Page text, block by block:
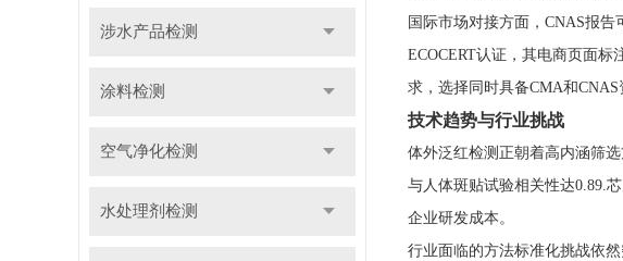
涉水产品检测
涂料检测
空气净化检测
水处理剂检测
国际市场对接方面，CNAS报
ECOCERT认证，其电商页面
求，选择同时具备CMA和CNAS
技术趋势与行业挑战
体外泛红检测正朝着高内涵筛
与人体斑贴试验相关性达0.89.
企业研发成本。
行业面临的方法标准化挑战依